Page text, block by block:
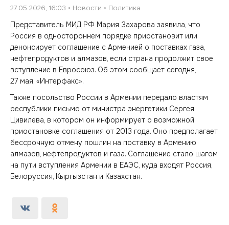
27.05.2026, 16:03 Новости Политика
Представитель МИД РФ Мария Захарова заявила, что
Россия в одностороннем порядке приостановит или
денонсирует соглашение с Арменией о поставках газа,
нефтепродуктов и алмазов, если страна продолжит свое
вступление в Евросоюз. Об этом сообщает сегодня,
27 мая, «Интерфакс».
Также посольство России в Армении передало властям
республики письмо от министра энергетики Сергея
Цивилева, в котором он информирует о возможной
приостановке соглашения от 2013 года. Оно предполагает
бессрочную отмену пошлин на поставку в Армению
алмазов, нефтепродуктов и газа. Соглашение стало шагом
на пути вступления Армении в ЕАЭС, куда входят Россия,
Белоруссия, Кыргызстан и Казахстан.